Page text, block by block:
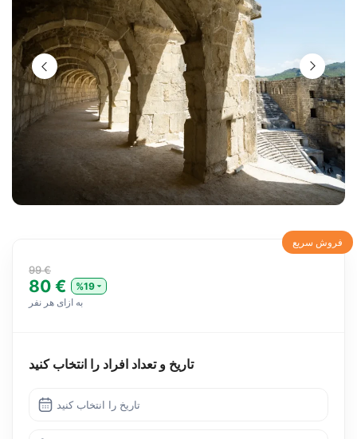
فروش سریع
99 €
80 €
%19
به ازای هر نفر
تاریخ و تعداد افراد را انتخاب کنید
تاریخ را انتخاب کنید